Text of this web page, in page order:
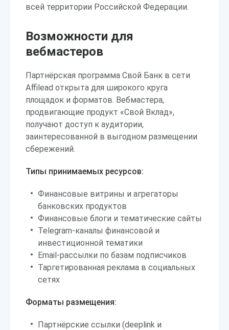
всей территории Российской Федерации.
Возможности для
вебмастеров
Партнёрская программа Свой Банк в сети
Affilead открыта для широкого круга
площадок и форматов. Вебмастера,
продвигающие продукт «Свой Вклад»,
получают доступ к аудитории,
заинтересованной в выгодном размещении
сбережений.
Типы принимаемых ресурсов:
Финансовые витрины и агрегаторы
банковских продуктов
Финансовые блоги и тематические сайты
Telegram-каналы финансовой и
инвестиционной тематики
Email-рассылки по базам подписчиков
Таргетированная реклама в социальных
сетях
Форматы размещения:
Партнёрские ссылки (deeplink и